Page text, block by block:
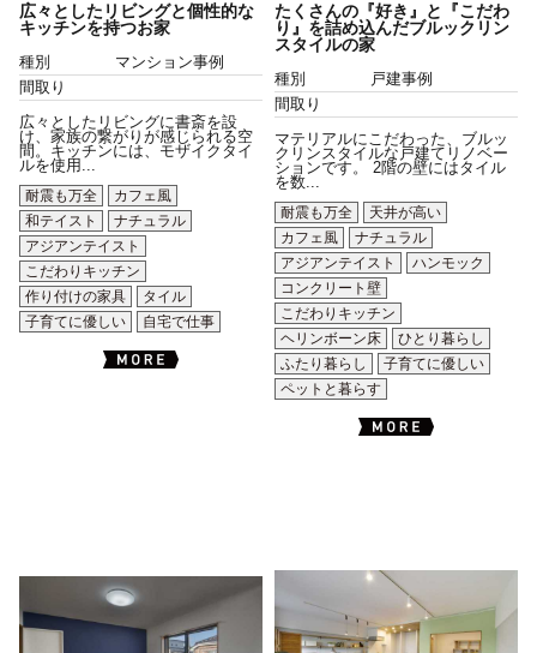
広々としたリビングと個性的な
キッチンを持つお家
種別
マンション事例
間取り
広々としたリビングに書斎を設
け、家族の繋がりが感じられる空
間。キッチンには、モザイクタイ
ルを使用...
耐震も万全
カフェ風
和テイスト
ナチュラル
アジアンテイスト
こだわりキッチン
作り付けの家具
タイル
子育てに優しい
自宅で仕事
たくさんの『好き』と『こだわ
り』を詰め込んだブルックリン
スタイルの家
種別
戸建事例
間取り
マテリアルにこだわった、ブルッ
クリンスタイルな戸建てリノベー
ションです。 2階の壁にはタイル
を数...
耐震も万全
天井が高い
カフェ風
ナチュラル
アジアンテイスト
ハンモック
コンクリート壁
こだわりキッチン
ヘリンボーン床
ひとり暮らし
ふたり暮らし
子育てに優しい
ペットと暮らす